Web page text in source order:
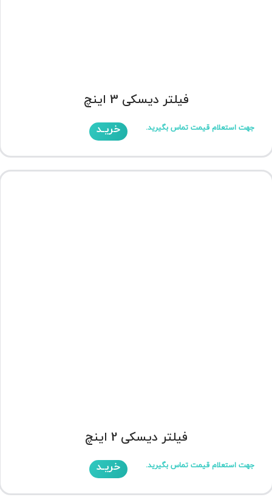
فیلتر دیسکی 3 اینچ
جهت استعلام قیمت تماس بگیرید. خریـد
فیلتر دیسکی 2 اینچ
جهت استعلام قیمت تماس بگیرید. خریـد